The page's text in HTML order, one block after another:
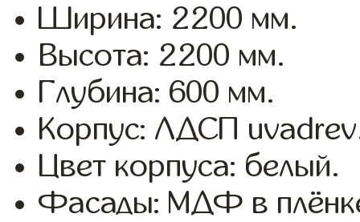
Ширина: 2200 мм.
Высота: 2200 мм.
Глубина: 600 мм.
Корпус: ЛДСП
Цвет корпуса: белый.
Фасады: МДФ в